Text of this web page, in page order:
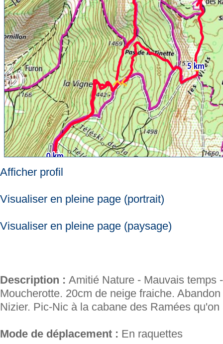
Afficher profil
Visualiser en pleine page (portrait)
Visualiser en pleine page (paysage)
Description : Amitié Nature - Mauvais temps
Moucherotte. 20cm de neige fraiche.
Nizier. Pic-Nic à la cabane des Ramées
Mode de déplacement : En raquettes